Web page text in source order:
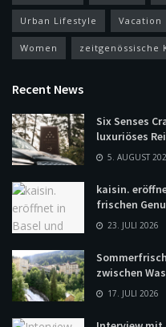
Urban Lifestyle Vacation
Women zeitgenössische
Recent News
Six Senses
luxuriöses
5. AUGUST
kaisin.
frischen
23. JULI 2026
zwischen
17. JULI 2026